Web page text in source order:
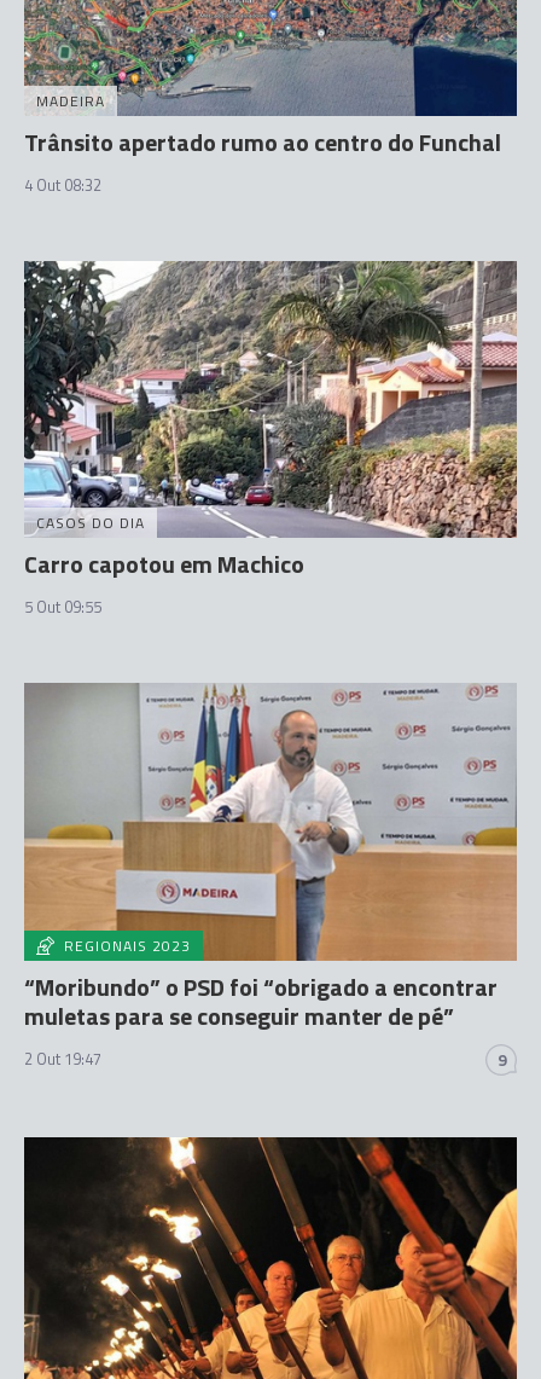
MADEIRA
Trânsito apertado rumo ao centro do Funchal
4 Out 08:32
CASOS DO DIA
Carro capotou em Machico
5 Out 09:55
REGIONAIS 2023
“Moribundo” o PSD foi “obrigado a encontrar
muletas para se conseguir manter de pé”
2 Out 19:47 9